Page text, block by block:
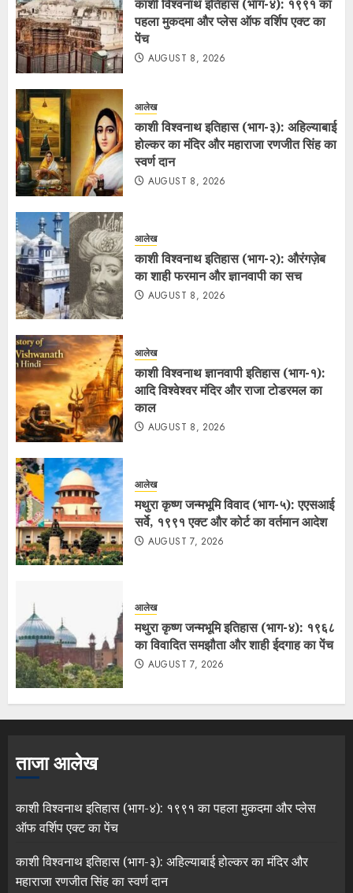
काशी विश्वनाथ इतिहास (भाग-४): १९९१ का
पहला मुकदमा और प्लेस ऑफ वर्शिप एक्ट का
पेंच
AUGUST 8, 2026
आलेख
काशी विश्वनाथ इतिहास (भाग-३): अहिल्याबाई
होल्कर का मंदिर और महाराजा रणजीत सिंह का
स्वर्ण दान
AUGUST 8, 2026
आलेख
काशी विश्वनाथ इतिहास (भाग-२): औरंगज़ेब
का शाही फरमान और ज्ञानवापी का सच
AUGUST 8, 2026
आलेख
काशी विश्वनाथ ज्ञानवापी इतिहास (भाग-१):
आदि विश्वेश्वर मंदिर और राजा टोडरमल का
काल
AUGUST 8, 2026
आलेख
मथुरा कृष्ण जन्मभूमि विवाद (भाग-५): एएसआई
सर्वे, १९९१ एक्ट और कोर्ट का वर्तमान आदेश
AUGUST 7, 2026
आलेख
मथुरा कृष्ण जन्मभूमि इतिहास (भाग-४): १९६८
का विवादित समझौता और शाही ईदगाह का पेंच
AUGUST 7, 2026
ताजा आलेख
काशी विश्वनाथ इतिहास (भाग-४): १९९१ का पहला मुकदमा और प्लेस
ऑफ वर्शिप एक्ट का पेंच
काशी विश्वनाथ इतिहास (भाग-३): अहिल्याबाई होल्कर का मंदिर और
महाराजा रणजीत सिंह का स्वर्ण दान